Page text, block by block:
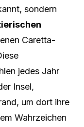
sondern
Caretta-
jedes Jahr
Insel,
um dort ihre
Wahrzeichen